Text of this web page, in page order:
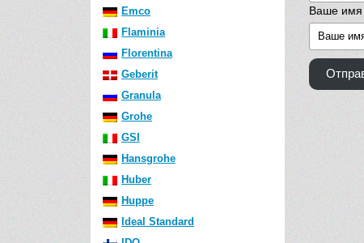
Emco
Flaminia
Florentina
Geberit
Granula
Grohe
GSI
Hansgrohe
Huber
Huppe
Ideal Standard
Ваше имя